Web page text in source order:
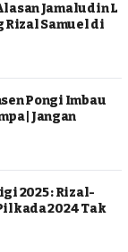
Jamaludin L
Rizal Samuel di
Pongi Imbau
| Jangan
2025 : Rizal-
2024 Tak